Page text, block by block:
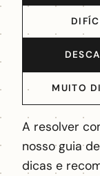
MUITO
A resolver
nosso guia de
dicas e